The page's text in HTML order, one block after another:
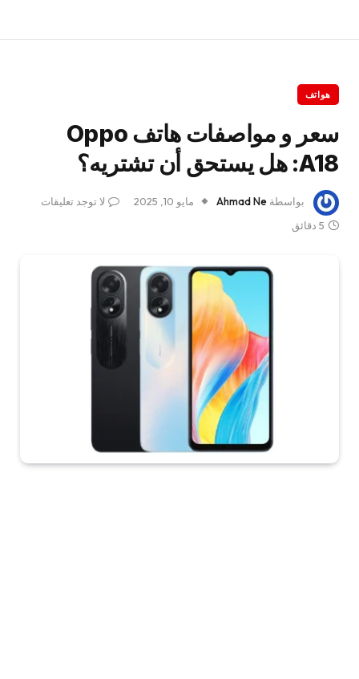
هواتف
سعر و مواصفات هاتف Oppo
A18: هل يستحق أن تشتريه؟
بواسطة Ahmad Ne مايو 10, 2025
لا توجد تعليقات
5 دقائق